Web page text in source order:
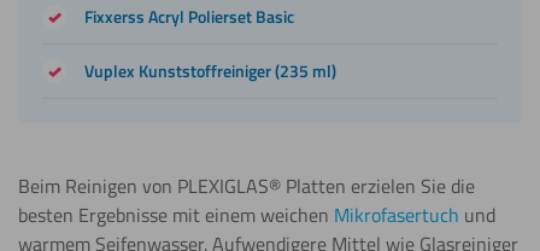
Fixxerss Acryl Polierset Basic
Vuplex Kunststoffreiniger (235 ml)
Beim Reinigen von PLEXIGLAS®️ Platten erzielen Sie die
besten Ergebnisse mit einem weichen Mikrofasertuch und
warmem Seifenwasser. Aufwendigere Mittel wie Glasreiniger